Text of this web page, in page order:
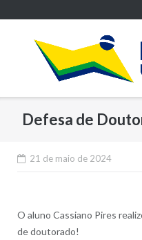
Defesa de
21 de maio de 2024
O aluno Cassiano Pires
de doutorado!